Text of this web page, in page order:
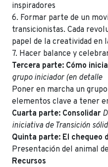
inspiradores
6. Formar parte de un
transicionistas. Cada
papel de la creatividad en
7. Hacer balance y
Tercera parte: Cómo
grupo iniciador (en detalle
Poner en marcha un
elementos clave a tener
Cuarta parte: Consolidar
iniciativa de Transición
Quinta parte: El chequeo
Presentación del animal
Recursos